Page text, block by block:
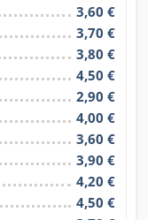
3,60 €
3,70 €
3,80 €
4,50 €
2,90 €
4,00 €
3,60 €
3,90 €
4,20 €
4,50 €